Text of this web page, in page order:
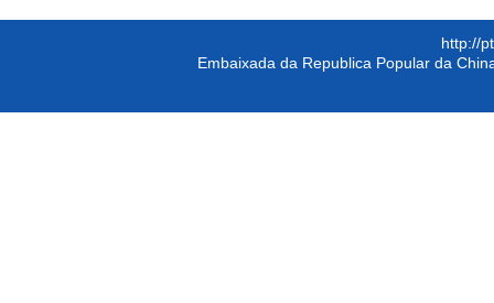
http://
Embaixada da Republica Popular da